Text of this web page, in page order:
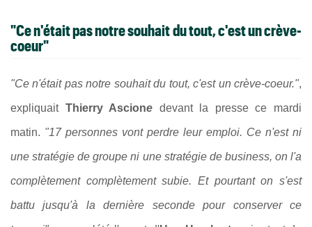
"Ce n'était pas notre souhait du tout, c'est un crève-
coeur"
"Ce n'était pas notre souhait du tout, c'est un crève-coeur.",
expliquait Thierry Ascione devant la presse ce mardi
matin. "17 personnes vont perdre leur emploi. Ce n'est ni
une stratégie de groupe ni une stratégie de business, on l'a
complètement complètement subie. Et pourtant on s'est
battu jusqu'à la dernière seconde pour conserver ce